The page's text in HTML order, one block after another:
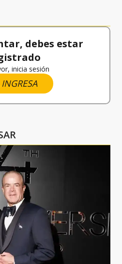
debes estar
inicia sesión
INGRESA